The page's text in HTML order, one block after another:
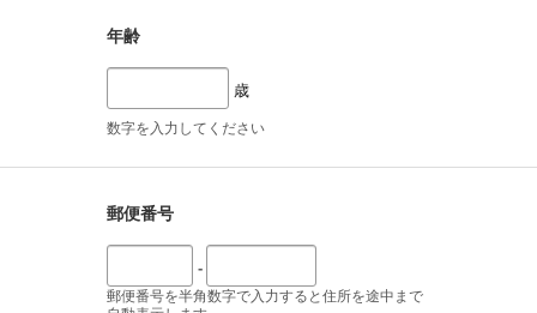
年齢
歳
数字を入力してください
郵便番号
-
郵便番号を半角数字で入力すると住所を途中まで